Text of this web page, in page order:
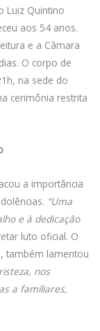
Luiz Quintino
aos 54 anos.
e a Câmara
O corpo de
na sede do
cerimônia restrita
a importância
“Uma
e à dedicação
luto oficial. O
também lamentou
nos
a familiares,